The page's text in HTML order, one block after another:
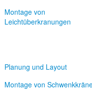
Montage von
Leichtüberkranungen
Planung und Layout
Montage von